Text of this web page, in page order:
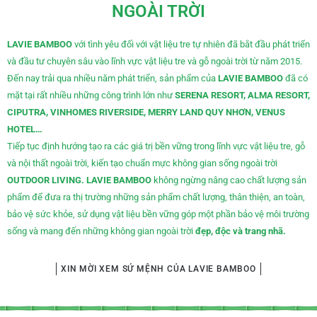
NGOÀI TRỜI
LAVIE BAMBOO với tình yêu đối với vật liệu tre tự nhiên đã bắt đầu phát triển
và đầu tư chuyên sâu vào lĩnh vực vật liệu tre và gỗ ngoài trời từ năm 2015.
Đến nay trải qua nhiều năm phát triển, sản phẩm của LAVIE BAMBOO đã có
mặt tại rất nhiều những công trình lớn nhưSERENA RESORT, ALMA RESORT,
CIPUTRA, VINHOMES RIVERSIDE, MERRY LAND QUY NHƠN, VENUS
HOTEL…
Tiếp tục định hướng tạo ra các giá trị bền vững trong lĩnh vực vật liệu tre, gỗ
và nội thất ngoài trời, kiến tạo chuẩn mực không gian sống ngoài trời
OUTDOOR LIVING. LAVIE BAMBOO không ngừng nâng cao chất lượng sản
phẩm để đưa ra thị trường những sản phẩm chất lượng, thân thiện, an toàn,
bảo vệ sức khỏe, sử dụng vật liệu bền vững góp một phần bảo vệ môi trường
sống và mang đến những không gian ngoài trời đẹp, độc và trang nhã.
XIN MỜI XEM SỨ MỆNH CỦA LAVIE BAMBOO